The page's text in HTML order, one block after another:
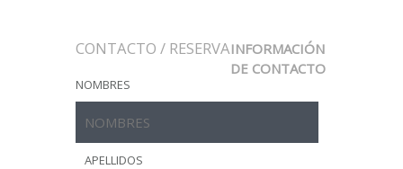
CONTACTO / RESERVAINFORMACIÓN
DE CONTACTO
NOMBRES
APELLIDOS